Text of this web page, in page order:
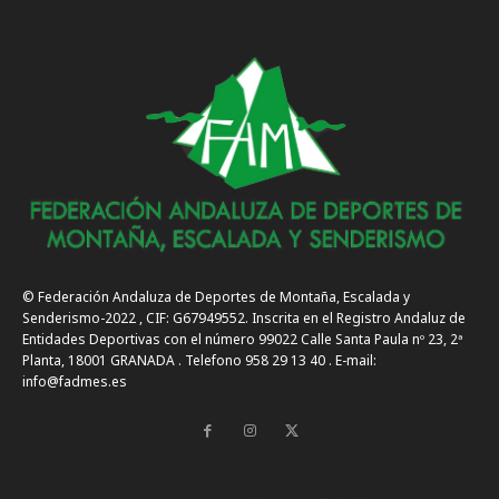
© Federación Andaluza de Deportes de Montaña, Escalada y
Senderismo-2022 , CIF: G67949552. Inscrita en el Registro Andaluz de
Entidades Deportivas con el número 99022 Calle Santa Paula nº 23, 2ª
Planta, 18001 GRANADA . Telefono 958 29 13 40 . E-mail:
info@fadmes.es